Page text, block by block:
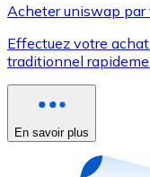
Utilisez les
Acheter avec
Nouveau
Acheter uniswap
Effectuez votre
traditionnel
En savoir plus